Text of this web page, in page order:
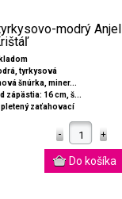
modrý Anjel
tyrkysová
šnúrka, miner...
zápästia: 16 cm, š...
zaťahovací